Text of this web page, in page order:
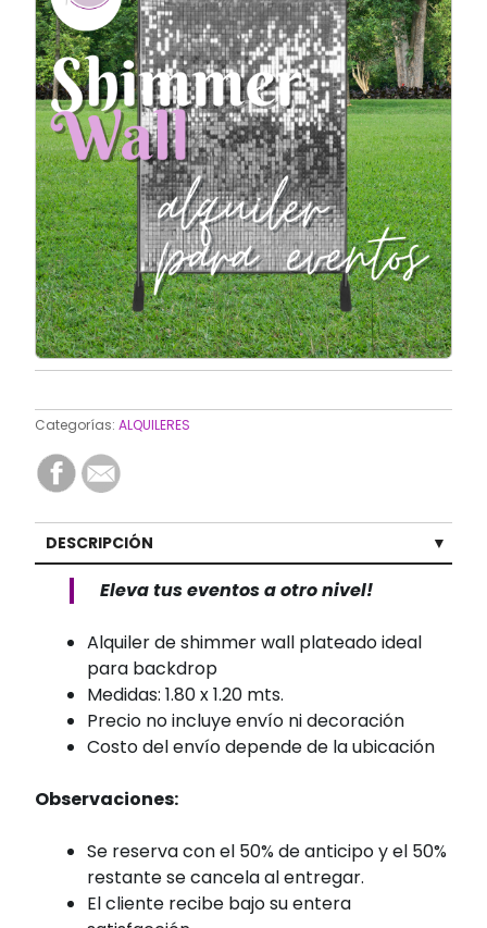
Categorías: ALQUILERES
DESCRIPCIÓN
Eleva tus eventos a otro nivel!
Alquiler de shimmer wall plateado ideal
para backdrop
Medidas: 1.80 x 1.20 mts.
Precio no incluye envío ni decoración
Costo del envío depende de la ubicación
Observaciones:
Se reserva con el 50% de anticipo y el 50%
restante se cancela al entregar.
El cliente recibe bajo su entera